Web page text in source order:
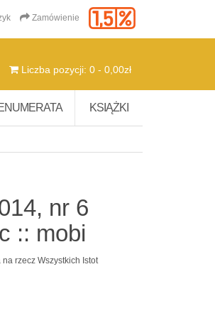
Zamówienie
Liczba pozycji: 0 - 0,00zł
KSIĄŻKI
nr 6
:: mobi
rzecz Wszystkich Istot